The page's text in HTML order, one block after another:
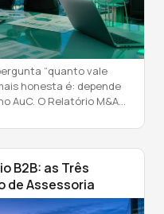
“quanto vale
honesta é: depende
AuC. O Relatório M&A
4% do AuC — uma
teto. […]
B2B: as Três
de Assessoria